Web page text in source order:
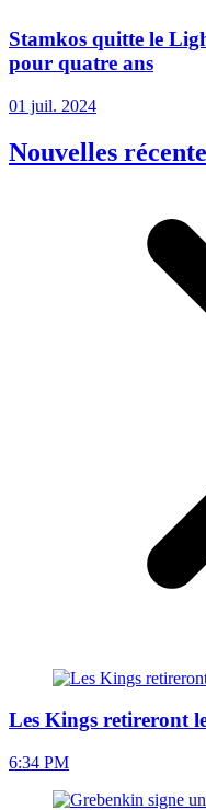
Stamkos quitte le
pour quatre ans
01 juil. 2024
Nouvelles
Les Kings retireront
6:34 PM